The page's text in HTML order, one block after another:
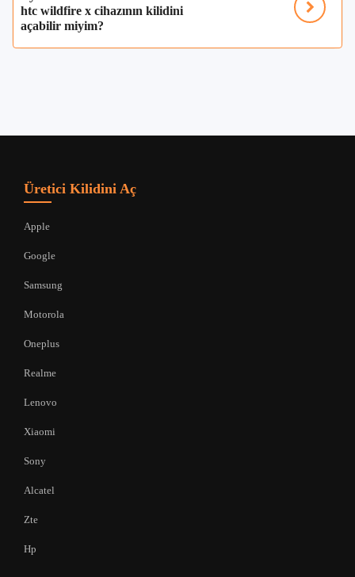
htc wildfire x cihazının kilidini
açabilir miyim?
Üretici Kilidini Aç
Apple
Google
Samsung
Motorola
Oneplus
Realme
Lenovo
Xiaomi
Sony
Alcatel
Zte
Hp